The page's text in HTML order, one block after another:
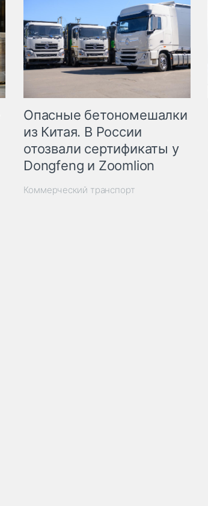
Опасные бетономешалки
из Китая. В России
отозвали сертификаты у
Dongfeng и Zoomlion
Коммерческий транспорт